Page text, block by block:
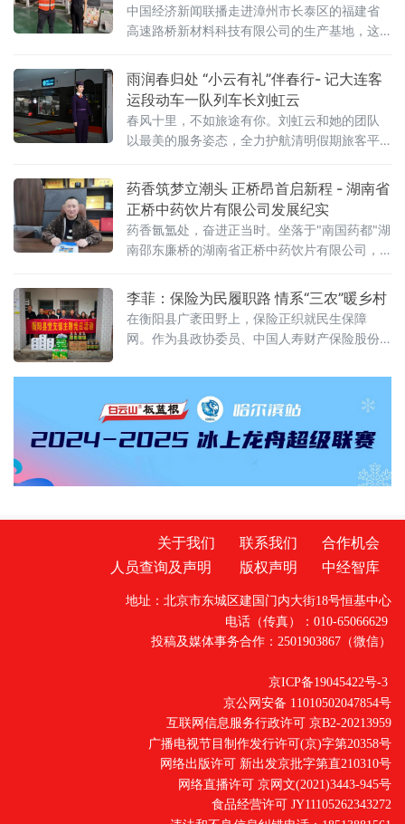
中国经济新闻联播走进漳州市长泰区的福建省
高速路桥新材料科技有限公司的生产基地，这
业正悄然改变着交通基础设施建设的面貌。福
建省高速路桥新材料科技有限公司（以下简
称“福建高速新材料”），自成立以来便专注于高
性能结构材料、功能性高分子材料及先进复合
材料的研发与产业化运营，以实际行动响应国
雨润春归处 “小云有礼”伴春行- 记大连客
运段动车一队列车长刘虹云
春风十里，不如旅途有你。刘虹云和她的团队
以最美的服务姿态，全力护航清明假期旅客平
药香筑梦立潮头 正桥昂首启新程 - 湖南省
正桥中药饮片有限公司发展纪实
药香氤氲处，奋进正当时。坐落于"南国药都"湖
南邵东廉桥的湖南省正桥中药饮片有限公司，
领下，以实干为笔、以匠心为墨，书写了一段
从无到有、从优到强的中医药产业发展传奇。
如今，这家承载着邵东医药产业梦想的企业，
正蓄势搬迁至廉桥药都产业园，以更完善的加
李菲：保险为民履职路 情系“三农”暖乡村
在衡阳县广袤田野上，保险正织就民生保障
网。作为县政协委员、中国人寿财产保险股份
与委员履职深度融合，以实干与温情书写服
务“三农”、服务民生的动人篇章。衡阳县是农业
大县，过去农业抗风险能力弱，农户常因自然
灾害或疫病受损，生产积极性受挫。李菲深知
要屏障。她带领公司紧扣县域农业实际，大力
关于我们 联系我们
合作机会
人员查询及声明
版权声明 中经智库
地址：北京市东城区建国门内大街18号恒基中心
电话（传真）：010-65066629
投稿及媒体事务合作：2501903867（微信）
京ICP备19045422号-3
京公网安备 11010502047854号
互联网信息服务行政许可 京B2-20213959
广播电视节目制作发行许可(京)字第20358号
网络出版许可 新出发京批字第直210310号
网络直播许可 京网文(2021)3443-945号
食品经营许可 JY11105262343272